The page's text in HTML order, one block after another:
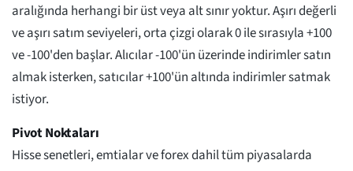
aralığında herhangi bir üst veya alt sınır yoktur. Aşırı değerli
ve aşırı satım seviyeleri, orta çizgi olarak 0 ile sırasıyla +100
ve -100'den başlar. Alıcılar -100'ün üzerinde indirimler satın
almak isterken, satıcılar +100'ün altında indirimler satmak
istiyor.
Pivot Noktaları
Hisse senetleri, emtialar ve forex dahil tüm piyasalarda